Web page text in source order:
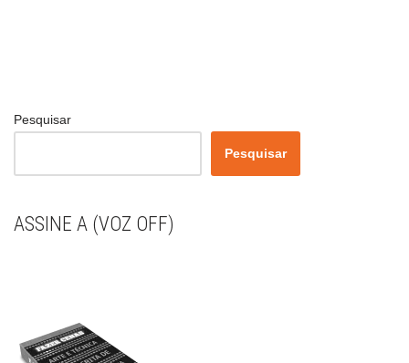
Pesquisar
Pesquisar
ASSINE A (VOZ OFF)